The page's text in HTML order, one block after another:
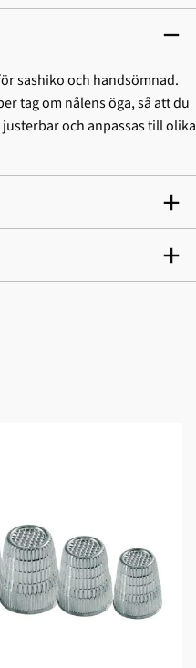
sashiko och handsömnad.
tag om nålens öga, så att du
och anpassas till olika